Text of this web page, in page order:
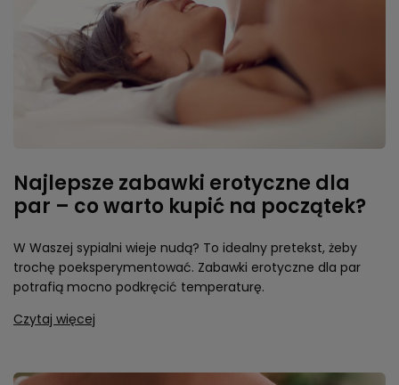
Najlepsze zabawki erotyczne dla
par – co warto kupić na początek?
W Waszej sypialni wieje nudą? To idealny pretekst, żeby
trochę poeksperymentować. Zabawki erotyczne dla par
potrafią mocno podkręcić temperaturę.
Czytaj więcej